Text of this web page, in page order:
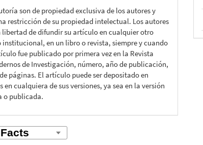
son de propiedad exclusiva de los autores y
restricción de su propiedad intelectual. Los autores
libertad de difundir su artículo en cualquier otro
en un libro o revista, siempre y cuando
fue publicado por primera vez en la Revista
de Investigación, número, año de publicación,
páginas. El artículo puede ser depositado en
cualquiera de sus versiones, ya sea en la versión
o publicada.